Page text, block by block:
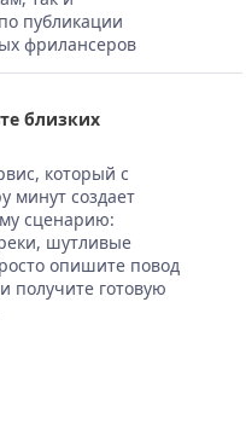
публикации
фрилансеров
близких
который с
минут создает
сценарию:
шутливые
опишите повод
получите готовую